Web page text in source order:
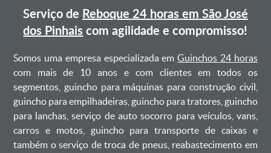
Serviço de Reboque 24 horas em São José
dos Pinhais com agilidade e compromisso!
Somos uma empresa especializada emGuinchos 24 horas
com mais de 10 anos e com clientes em todos os
segmentos, guincho para máquinas para construção civil,
guincho para empilhadeiras, guincho para tratores, guincho
para lanchas, serviço de auto socorro para veículos, vans,
carros e motos, guincho para transporte de caixas e
também o serviço de troca de pneus, reabastecimento em